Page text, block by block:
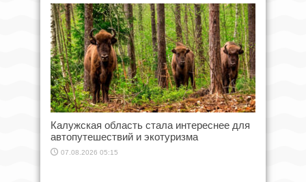
Калужская область стала интереснее для
автопутешествий и экотуризма
07.08.2026 05:15